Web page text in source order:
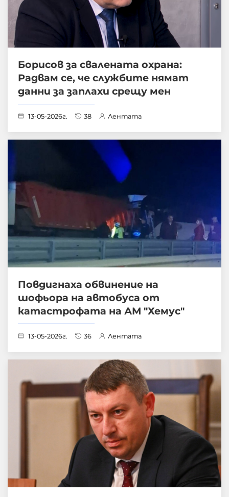
Борисов за свалената охрана:
Радвам се, че службите нямат
данни за заплахи срещу мен
13-05-2026г. 38 Лентата
Повдигнаха обвинение на
шофьора на автобуса от
катастрофата на АМ "Хемус"
13-05-2026г. 36 Лентата